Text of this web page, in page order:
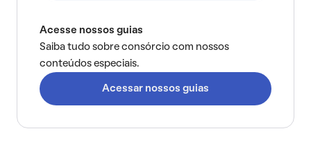
Acesse nossos guias
Saiba tudo sobre consórcio com nossos
conteúdos especiais.
Acessar nossos guias